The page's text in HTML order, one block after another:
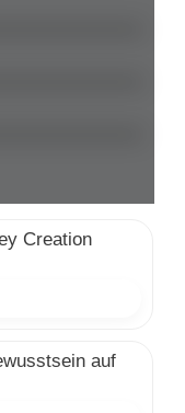
Creation
auf